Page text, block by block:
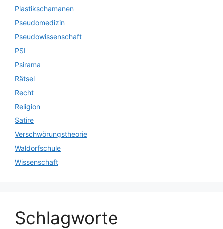
Plastikschamanen
Pseudomedizin
Pseudowissenschaft
PSI
Psirama
Rätsel
Recht
Religion
Satire
Verschwörungstheorie
Waldorfschule
Wissenschaft
Schlagworte